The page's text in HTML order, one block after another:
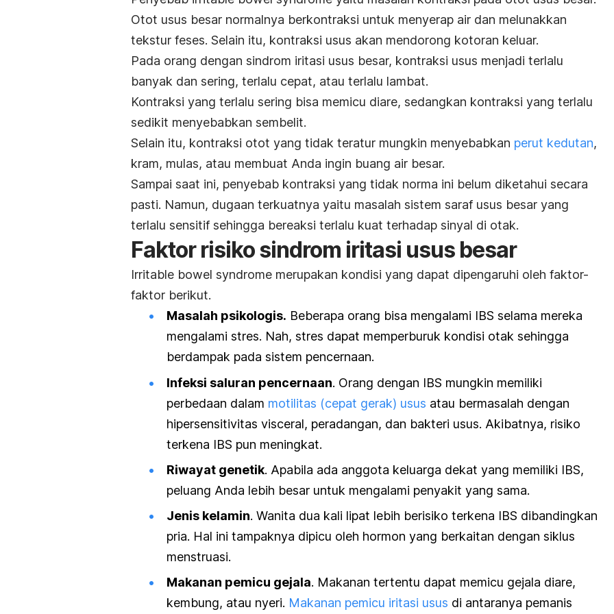
Otot usus besar normalnya berkontraksi untuk menyerap air dan melunakkan
tekstur feses. Selain itu, kontraksi usus akan mendorong kotoran keluar.
Pada orang dengan sindrom iritasi usus besar, kontraksi usus menjadi terlalu
banyak dan sering, terlalu cepat, atau terlalu lambat.
Kontraksi yang terlalu sering bisa memicu diare, sedangkan kontraksi yang terlalu
sedikit menyebabkan sembelit.
Selain itu, kontraksi otot yang tidak teratur mungkin menyebabkan perut kedutan,
kram, mulas, atau membuat Anda ingin buang air besar.
Sampai saat ini, penyebab kontraksi yang tidak norma ini belum diketahui secara
pasti. Namun, dugaan terkuatnya yaitu masalah sistem saraf usus besar yang
terlalu sensitif sehingga bereaksi terlalu kuat terhadap sinyal di otak.
Faktor risiko sindrom iritasi usus besar
Irritable bowel syndrome merupakan kondisi yang dapat dipengaruhi oleh faktor-
faktor berikut.
Masalah psikologis. Beberapa orang bisa mengalami IBS selama mereka
mengalami stres. Nah, stres dapat memperburuk kondisi otak sehingga
berdampak pada sistem pencernaan.
Infeksi saluran pencernaan. Orang dengan IBS mungkin memiliki
perbedaan dalam motilitas (cepat gerak) usus atau bermasalah dengan
hipersensitivitas visceral, peradangan, dan bakteri usus. Akibatnya, risiko
terkena IBS pun meningkat.
Riwayat genetik. Apabila ada anggota keluarga dekat yang memiliki IBS,
peluang Anda lebih besar untuk mengalami penyakit yang sama.
Jenis kelamin. Wanita dua kali lipat lebih berisiko terkena IBS dibandingkan
pria. Hal ini tampaknya dipicu oleh hormon yang berkaitan dengan siklus
menstruasi.
Makanan pemicu gejala. Makanan tertentu dapat memicu gejala diare,
kembung, atau nyeri. Makanan pemicu iritasi usus di antaranya pemanis